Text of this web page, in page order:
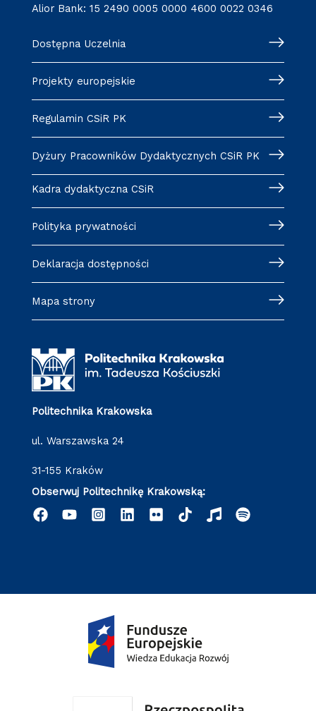
Alior Bank: 15 2490 0005 0000 4600 0022 0346
Dostępna Uczelnia
Projekty europejskie
Regulamin CSiR PK
Dyżury Pracowników Dydaktycznych CSiR PK
Kadra dydaktyczna CSiR
Polityka prywatności
Deklaracja dostępności
Mapa strony
Politechnika Krakowska
ul. Warszawska 24
31-155 Kraków
Obserwuj Politechnikę Krakowską: